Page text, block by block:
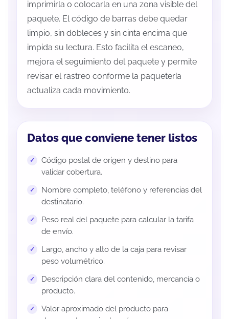
imprimirla o colocarla en una zona visible del
paquete. El código de barras debe quedar
limpio, sin dobleces y sin cinta encima que
impida su lectura. Esto facilita el escaneo,
mejora el seguimiento del paquete y permite
revisar el rastreo conforme la paquetería
actualiza cada movimiento.
Datos que conviene tener listos
Código postal de origen y destino para
validar cobertura.
Nombre completo, teléfono y referencias del
destinatario.
Peso real del paquete para calcular la tarifa
de envío.
Largo, ancho y alto de la caja para revisar
peso volumétrico.
Descripción clara del contenido, mercancía o
producto.
Valor aproximado del producto para